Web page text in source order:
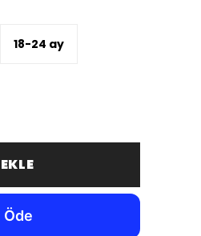
18-24 ay